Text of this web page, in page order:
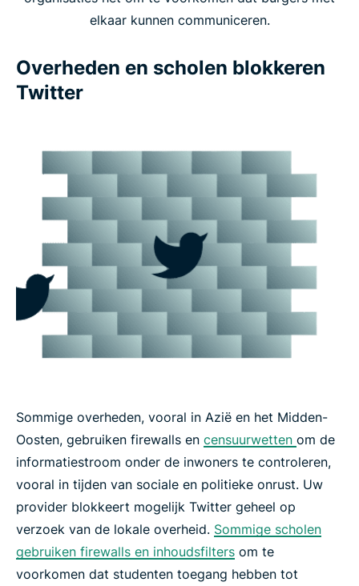
elkaar kunnen communiceren.
Overheden en scholen blokkeren
Twitter
Sommige overheden, vooral in Azië en het Midden-
Oosten, gebruiken firewalls en censuurwetten om de
informatiestroom onder de inwoners te controleren,
vooral in tijden van sociale en politieke onrust. Uw
provider blokkeert mogelijk Twitter geheel op
verzoek van de lokale overheid. Sommige scholen
gebruiken firewalls en inhoudsfilters om te
voorkomen dat studenten toegang hebben tot